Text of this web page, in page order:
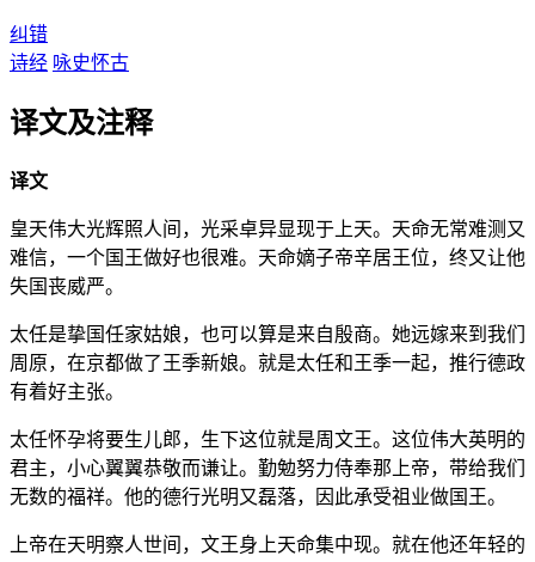
纠错
诗经 咏史怀古
译文及注释
译文
皇天伟大光辉照人间，光采卓异显现于上天。天命无常难测又
难信，一个国王做好也很难。天命嫡子帝辛居王位，终又让他
失国丧威严。
太任是挚国任家姑娘，也可以算是来自殷商。她远嫁来到我们
周原，在京都做了王季新娘。就是太任和王季一起，推行德政
有着好主张。
太任怀孕将要生儿郎，生下这位就是周文王。这位伟大英明的
君主，小心翼翼恭敬而谦让。勤勉努力侍奉那上帝，带给我们
无数的福祥。他的德行光明又磊落，因此承受祖业做国王。
上帝在天明察人世间，文王身上天命集中现。就在他还年轻的